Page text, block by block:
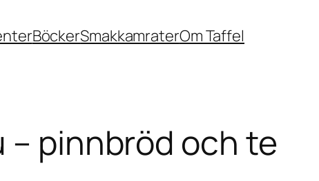
BöckerSmakkamraterOm Taffel
– pinnbröd och te